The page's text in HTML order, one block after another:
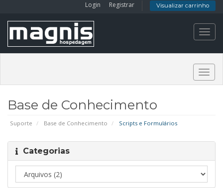
Login Registrar Visualizar carrinho
Base de Conhecimento
Suporte Base de Conhecimento Scripts e Formulários
Categorias